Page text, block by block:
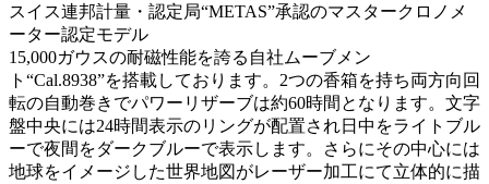
スイス連邦計量・認定局“METAS”承認のマスタークロノメ
ーター認定モデル
15,000ガウスの耐磁性能を誇る自社ムーブメン
ト“Cal.8938”を搭載しております。2つの香箱を持ち両方向回
転の自動巻きでパワーリザーブは約60時間となります。文字
盤中央には24時間表示のリングが配置され日中をライトブル
ーで夜間をダークブルーで表示します。さらにその中心には
地球をイメージした世界地図がレーザー加工にて立体的に描